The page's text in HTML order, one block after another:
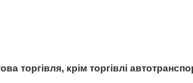
торгівля, крім торгівлі